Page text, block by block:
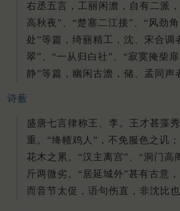
右丞五言，工丽闲澹，自有二派
高秋夜”、“楚塞二江接”、“风劲
处”等篇，绮丽精工，沈、宋合调
翠”、“一从归白社”、“寂寞掩柴
静”等篇，幽闲古澹，储、孟同声
诗薮
盛唐七言律称王、李。王才甚藻
重。“绛帻鸡人”，不免服色之讥
花木之累。“汉主离宫”、“洞门高
斤两微劣。“居延城外”甚有古意
而音节太促，语句伤直，非沈比也